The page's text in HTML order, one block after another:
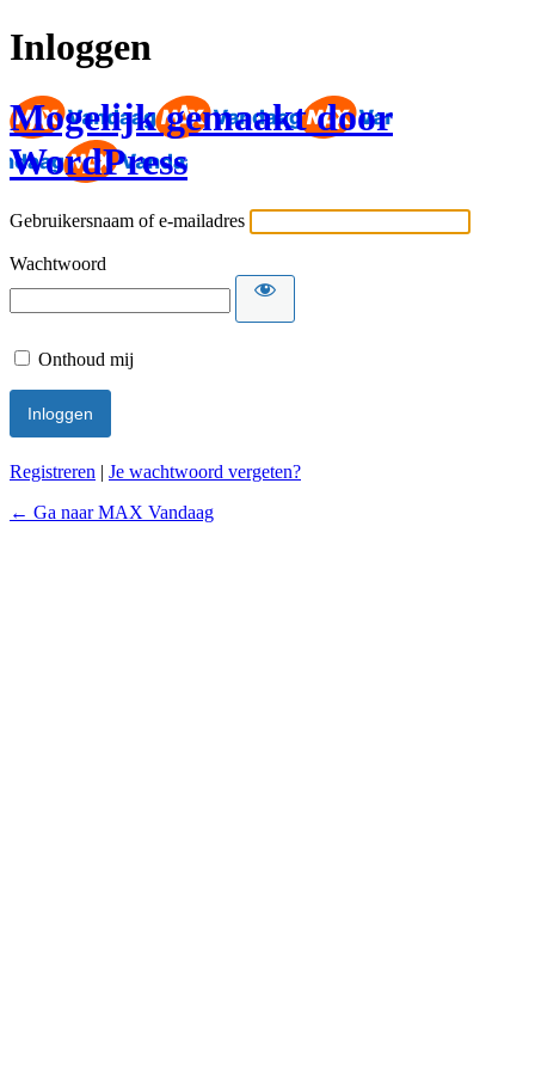
Inloggen
Mogelijk gemaakt door
WordPress
Gebruikersnaam of e-mailadres
Wachtwoord
Onthoud mij
Registreren | Je wachtwoord vergeten?
← Ga naar MAX Vandaag